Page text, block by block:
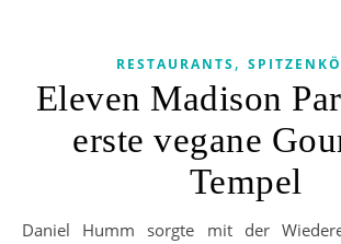
RESTAURANTS,
Eleven Madison
erste vegane
Tempel
Daniel Humm sorgte mit der Wiedereröffnung seines